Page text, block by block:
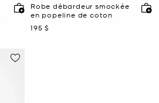
Robe débardeur smockée
en popeline de coton
maintenant
195 $